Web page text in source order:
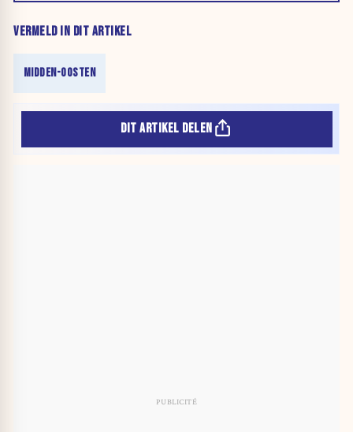
VERMELD IN DIT ARTIKEL
MIDDEN-OOSTEN
DIT ARTIKEL DELEN